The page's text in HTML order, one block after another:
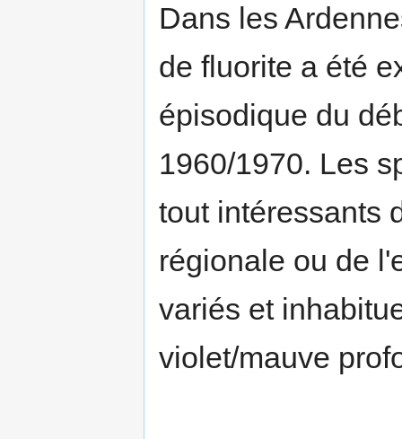
Dans les
de fluorite a été
épisodique du
1960/1970. Les
tout intéressants
régionale ou de
variés et
violet/mauve